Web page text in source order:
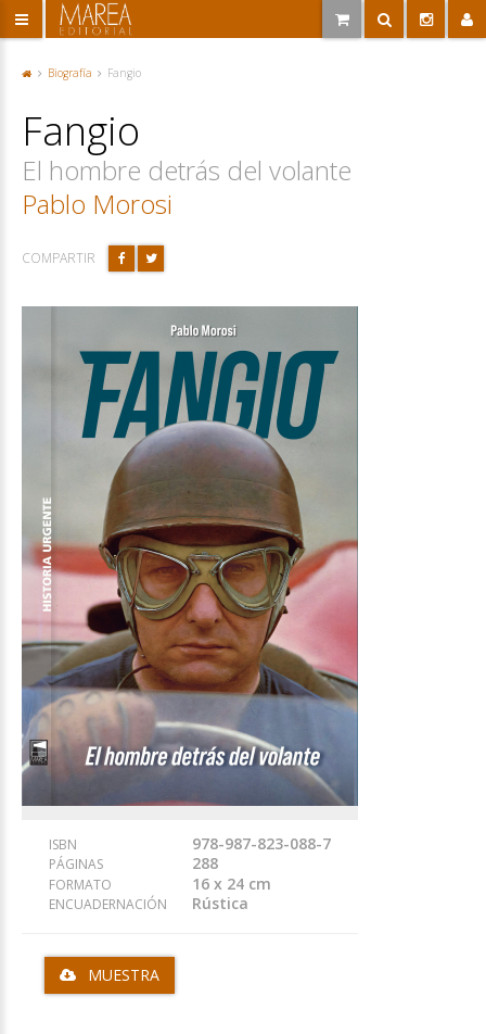
ta
d
a
Biografía Fangio
Fangio
El hombre detrás del volante
Pablo Morosi
COMPARTIR
ISBN 978-987-823-088-7
PÁGINAS 288
FORMATO 16 x 24 cm
ENCUADERNACIÓN Rústica
MUESTRA